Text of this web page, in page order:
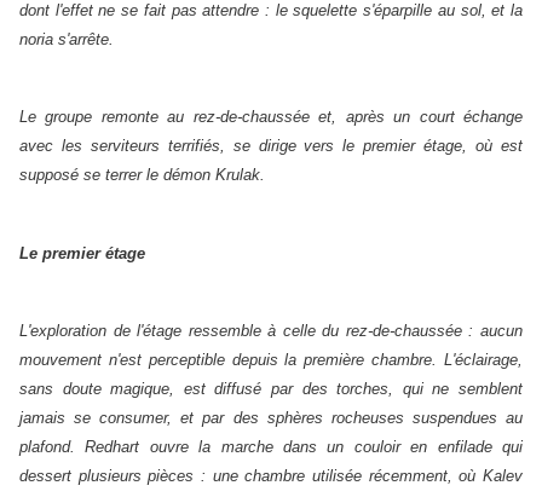
dont l'effet ne se fait pas attendre : le squelette s'éparpille au sol, et la
noria s'arrête.
Le groupe remonte au rez-de-chaussée et, après un court échange
avec les serviteurs terrifiés, se dirige vers le premier étage, où est
supposé se terrer le démon Krulak.
Le premier étage
L'exploration de l'étage ressemble à celle du rez-de-chaussée : aucun
mouvement n'est perceptible depuis la première chambre. L'éclairage,
sans doute magique, est diffusé par des torches, qui ne semblent
jamais se consumer, et par des sphères rocheuses suspendues au
plafond. Redhart ouvre la marche dans un couloir en enfilade qui
dessert plusieurs pièces : une chambre utilisée récemment, où Kalev